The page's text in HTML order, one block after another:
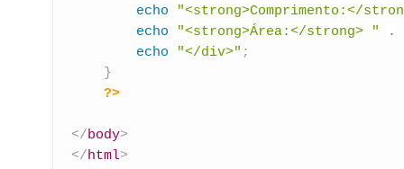
echo
"<strong>Comprimento:</
echo
"<strong>Área:</strong> "
.
echo
"</div>" ;
}
?>
</body>
</html>